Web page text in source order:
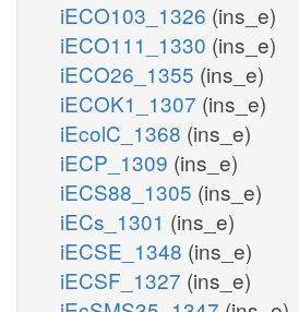
iECO103_1326 (ins_e)
iECO111_1330 (ins_e)
iECO26_1355 (ins_e)
iECOK1_1307 (ins_e)
iEcolC_1368 (ins_e)
iECP_1309 (ins_e)
iECS88_1305 (ins_e)
iECs_1301 (ins_e)
iECSE_1348 (ins_e)
iECSF_1327 (ins_e)